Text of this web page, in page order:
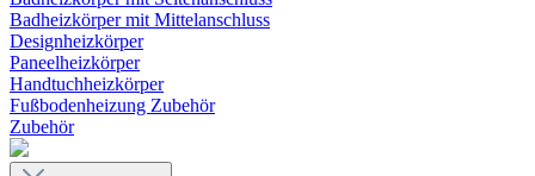
Badheizkörper mit Mittelanschluss
Designheizkörper
Paneelheizkörper
Handtuchheizkörper
Fußbodenheizung Zubehör
Zubehör